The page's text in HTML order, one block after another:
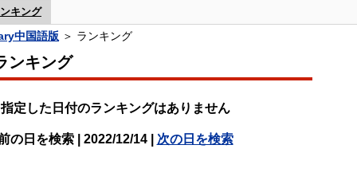
キング
中国語版 ＞ ランキング
ンキング
指定した日付のランキングはありません
の日を検索 | 2022/12/14 | 次の日を検索